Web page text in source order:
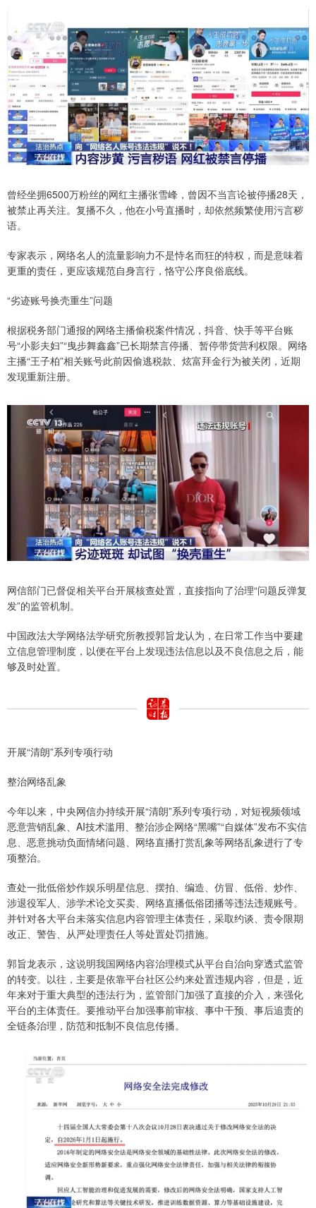
曾经坐拥6500万粉丝的网红主播张雪峰，曾因不当言论被停播28天，
被禁止再关注。复播不久，他在小号直播时，却依然频繁使用污言秽
语。
专家表示，网络名人的流量影响力不是恃名而狂的特权，而是意味着
更重的责任，更应该规范自身言行，恪守公序良俗底线。
“劣迹账号换壳重生”问题
根据税务部门通报的网络主播偷税案件情况，抖音、快手等平台账
号“小影夫妇”“曳步舞鑫鑫”已长期禁言停播、暂停带货营利权限。网络
主播“王子柏”相关账号此前因偷逃税款、炫富拜金行为被关闭，近期
发现重新注册。
网信部门已督促相关平台开展核查处置，直接指向了治理“问题反弹复
发”的监管机制。
中国政法大学网络法学研究所教授郭旨龙认为，在日常工作当中要建
立信息管理制度，以便在平台上发现违法信息以及不良信息之后，能
够及时处置。
开展“清朗”系列专项行动
整治网络乱象
今年以来，中央网信办持续开展“清朗”系列专项行动，对短视频领域
恶意营销乱象、AI技术滥用、整治涉企网络“黑嘴”“自媒体”发布不实信
息、恶意挑动负面情绪问题、网络直播打赏乱象等网络乱象进行了专
项整治。
查处一批低俗炒作娱乐明星信息、摆拍、编造、仿冒、低俗、炒作、
涉退役军人、涉学术论文买卖、网络直播低俗团播等违法违规账号。
并针对各大平台未落实信息内容管理主体责任，采取约谈、责令限期
改正、警告、从严处理责任人等处置处罚措施。
郭旨龙表示，这说明我国网络内容治理模式从平台自治向穿透式监管
的转变。以往，主要是依靠平台社区公约来处置违规内容，但是，近
年来对于重大典型的违法行为，监管部门加强了直接的介入，来强化
平台的主体责任。要推动平台加强事前审核、事中干预、事后追责的
全链条治理，防范和抵制不良信息传播。